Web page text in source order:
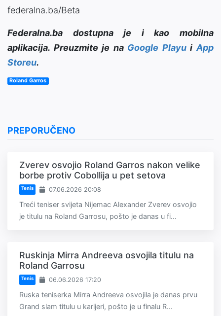
federalna.ba/Beta
Federalna.ba dostupna je i kao mobilna
aplikacija. Preuzmite je na Google PlayuiApp
Storeu.
Roland Garros
PREPORUČENO
Zverev osvojio Roland Garros nakon velike
borbe protiv Cobollija u pet setova
Tenis 07.06.2026 20:08
Treći teniser svijeta Nijemac Alexander Zverev osvojio
je titulu na Roland Garrosu, pošto je danas u fi...
Ruskinja Mirra Andreeva osvojila titulu na
Roland Garrosu
Tenis 06.06.2026 17:20
Ruska teniserka Mirra Andreeva osvojila je danas prvu
Grand slam titulu u karijeri, pošto je u finalu R...